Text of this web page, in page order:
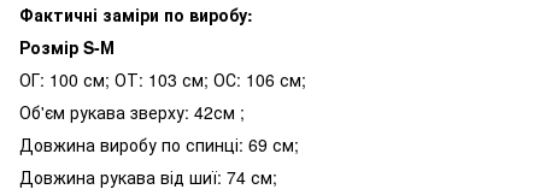
Фактичні заміри по виробу:
Розмір S-М
ОГ: 100 см; ОТ: 103 см; ОС: 106 см;
Об'єм рукава зверху: 42см ;
Довжина виробу по спинці: 69 см;
Довжина рукава від шиї: 74 см;